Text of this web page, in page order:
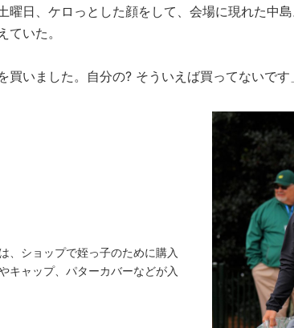
曜日、ケロっとした顔をして、会場に現れた中
ていた。
買いました。自分の? そういえば買ってないです
、ショップで姪っ子のために購入
キャップ、パターカバーなどが入